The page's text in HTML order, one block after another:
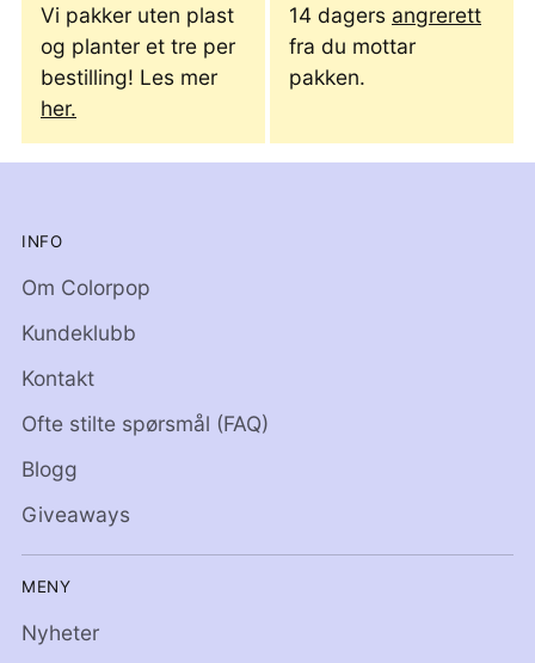
Vi pakker uten plast
og planter et tre per
bestilling! Les mer
her.
14 dagers angrerett
fra du mottar
pakken.
INFO
Om Colorpop
Kundeklubb
Kontakt
Ofte stilte spørsmål (FAQ)
Blogg
Giveaways
MENY
Nyheter